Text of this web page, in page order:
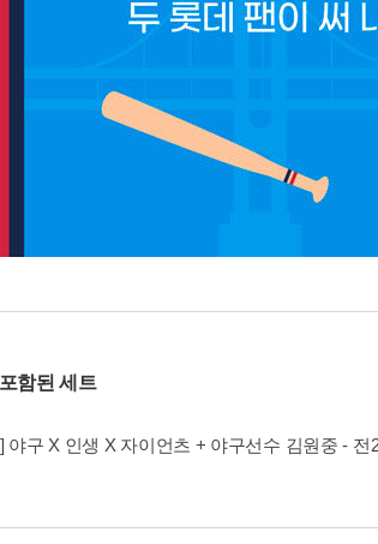
함된 세트
야구 X 인생 X 자이언츠 + 야구선수 김원중 - 전